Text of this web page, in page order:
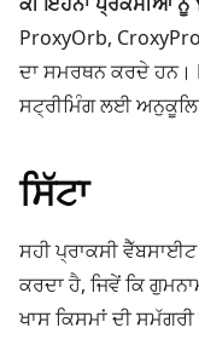
ProxyOrb,
ਦਾ ਸਮਰਥਨ ਕਰਦੇ ਹਨ।
ਸਟ੍ਰੀਮਿੰਗ ਲਈ
ਸਿੱਟਾ
ਸਹੀ ਪ੍ਰਾਕਸੀ
ਕਰਦਾ ਹੈ, ਜਿਵੇਂ ਕਿ
ਖਾਸ ਕਿਸਮਾਂ ਦੀ